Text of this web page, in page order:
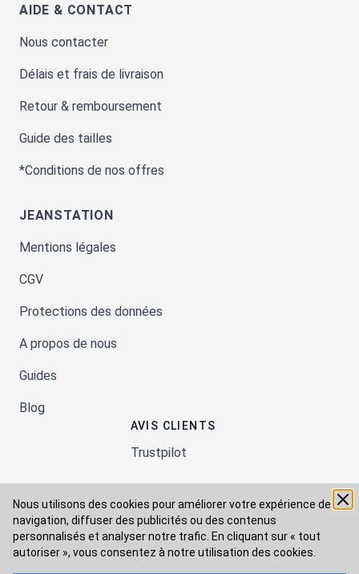
Nous utilisons des cookies pour améliorer votre expérience de
navigation, diffuser des publicités ou des contenus
personnalisés et analyser notre trafic. En cliquant sur « tout
autoriser », vous consentez à notre utilisation des cookies.
AIDE & CONTACT
Nous contacter
Délais et frais de livraison
Retour & remboursement
Guide des tailles
*Conditions de nos offres
JEANSTATION
Mentions légales
CGV
Protections des données
A propos de nous
Guides
Blog
AVIS CLIENTS
Trustpilot
Moyens de paiement